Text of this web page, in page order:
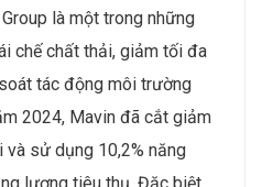
là một trong những
chế chất thải, giảm tối đa
tác động môi trường
2024, Mavin đã cắt giảm
sử dụng 10,2% năng
lượng tiêu thụ. Đặc biệt,